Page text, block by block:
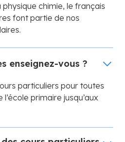
chimie, le français
font partie de nos
enseignez-vous ?
particuliers pour toutes
primaire jusqu’aux